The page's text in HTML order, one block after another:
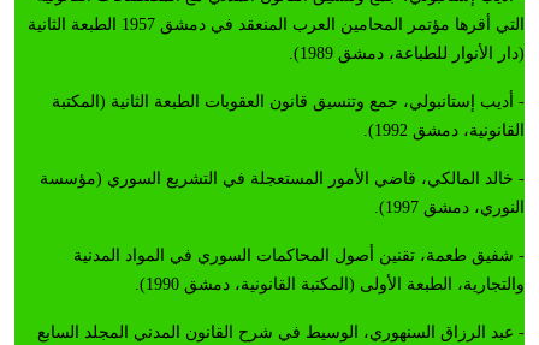
التي أقرها مؤتمر المحامين العرب المنعقد في دمشق 1957 الطبعة الثانية
(دار الأنوار للطباعة، دمشق 1989).
- أديب إستانبولي، جمع وتنسيق قانون العقوبات الطبعة الثانية (المكتبة
القانونية، دمشق 1992).
- خالد المالكي، قاضي الأمور المستعجلة في التشريع السوري (مؤسسة
النوري، دمشق 1997).
- شفيق طعمة، تقنين أصول المحاكمات السوري في المواد المدنية
والتجارية، الطبعة الأولى (المكتبة القانونية، دمشق 1990).
- عبد الرزاق السنهوري، الوسيط في شرح القانون المدني المجلد السابع